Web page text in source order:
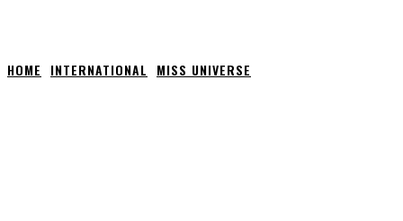
HOME INTERNATIONAL MISS UNIVERSE